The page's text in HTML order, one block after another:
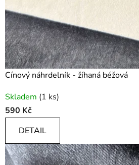
ó
d
a
Cínový náhrdelník - žíhaná béžová
Skladem (1 ks)
590 Kč
DETAIL